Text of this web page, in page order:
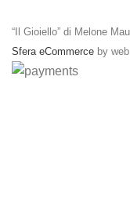
“Il Gioiello” di Melone
Sfera eCommerce by